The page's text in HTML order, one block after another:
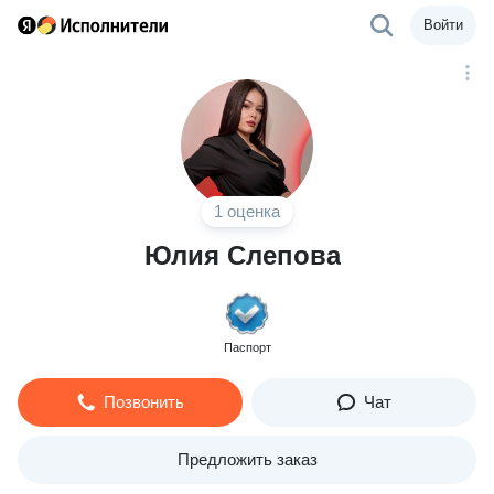
Войти
1 оценка
Юлия Слепова
Паспорт
Позвонить Чат
Предложить заказ